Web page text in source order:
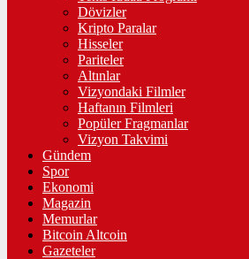
Dövizler
Kripto Paralar
Hisseler
Pariteler
Altınlar
Vizyondaki Filmler
Haftanın Filmleri
Popüler Fragmanlar
Vizyon Takvimi
Gündem
Spor
Ekonomi
Magazin
Memurlar
Bitcoin Altcoin
Gazeteler